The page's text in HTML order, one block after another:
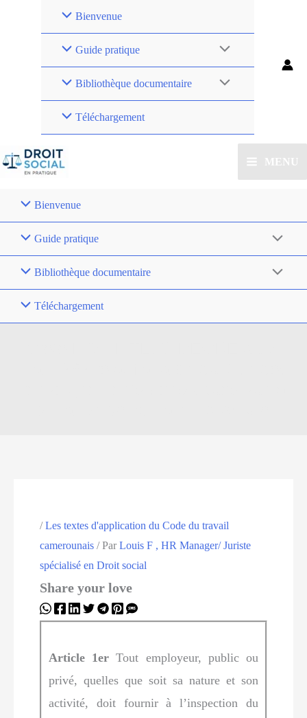
Bienvenue
Guide pratique
Bibliothèque documentaire
Téléchargement
MENU
Bienvenue
Guide pratique
Bibliothèque documentaire
Téléchargement
/Les textes d'application du Code du travail
camerounais / ParLouis F , HR Manager/ Juriste
spécialisé en Droit social
Share your love
Article 1er Tout employeur, public ou
privé, quelles que soit sa nature et son
activité, doit fournir à l’inspection du